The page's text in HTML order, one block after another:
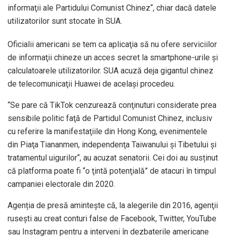
informaţii ale Partidului Comunist Chinez“, chiar dacă datele
utilizatorilor sunt stocate în SUA.
Oficialii americani se tem ca aplicaţia să nu ofere serviciilor
de informaţii chineze un acces secret la smartphone-urile şi
calculatoarele utilizatorilor. SUA acuză deja gigantul chinez
de telecomunicaţii Huawei de acelaşi procedeu.
“Se pare că TikTok cenzurează conţinuturi considerate prea
sensibile politic faţă de Partidul Comunist Chinez, inclusiv
cu referire la manifestaţiile din Hong Kong, evenimentele
din Piaţa Tiananmen, independenţa Taiwanului şi Tibetului şi
tratamentul uigurilor“, au acuzat senatorii. Cei doi au susținut
că platforma poate fi “o ţintă potenţială” de atacuri în timpul
campaniei electorale din 2020.
Agenția de presă amintește că, la alegerile din 2016, agenţii
ruseşti au creat conturi false de Facebook, Twitter, YouTube
sau Instagram pentru a interveni în dezbaterile americane